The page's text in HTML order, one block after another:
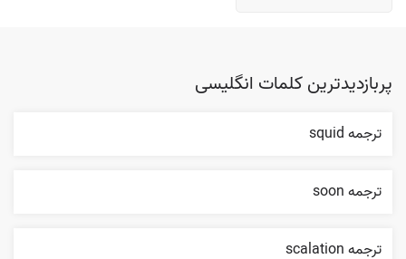
پربازدیدترین کلمات انگلیسی
ترجمه squid
ترجمه soon
ترجمه scalation